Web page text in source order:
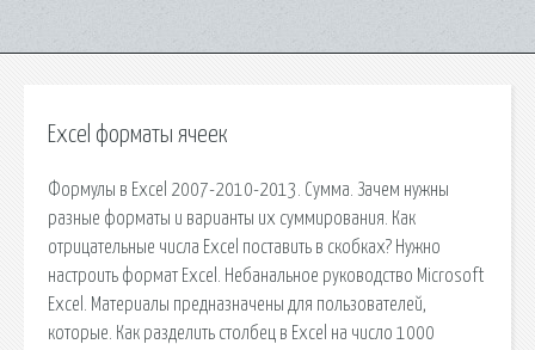
Excel форматы ячеек
Формулы в Excel 2007-2010-2013. Сумма. Зачем нужны
разные форматы и варианты их суммирования. Как
отрицательные числа Excel поставить в скобках? Нужно
настроить формат Excel. Небанальное руководство Microsoft
Excel. Материалы предназначены для пользователей,
которые. Как разделить столбец в Excel на число 1000